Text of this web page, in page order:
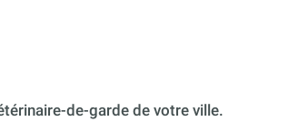
de-garde de votre ville.